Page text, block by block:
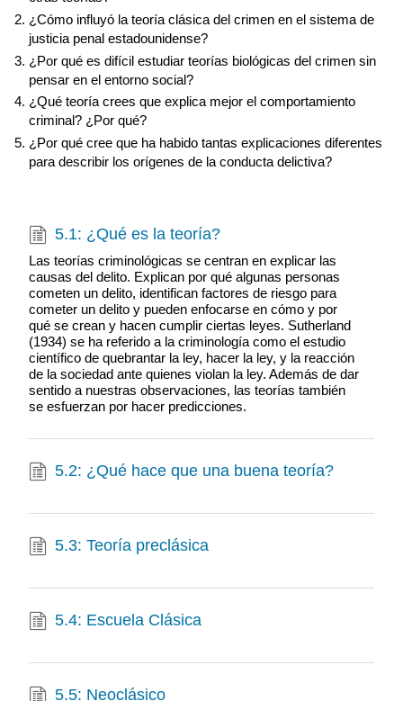
¿Cómo influyó la teoría clásica del crimen en el sistema de
justicia penal estadounidense?
¿Por qué es difícil estudiar teorías biológicas del crimen sin
pensar en el entorno social?
¿Qué teoría crees que explica mejor el comportamiento
criminal? ¿Por qué?
¿Por qué cree que ha habido tantas explicaciones diferentes
para describir los orígenes de la conducta delictiva?
5.1: ¿Qué es la teoría?
Las teorías criminológicas se centran en explicar las
causas del delito. Explican por qué algunas personas
cometen un delito, identifican factores de riesgo para
cometer un delito y pueden enfocarse en cómo y por
qué se crean y hacen cumplir ciertas leyes. Sutherland
(1934) se ha referido a la criminología como el estudio
científico de quebrantar la ley, hacer la ley, y la reacción
de la sociedad ante quienes violan la ley. Además de dar
sentido a nuestras observaciones, las teorías también
se esfuerzan por hacer predicciones.
5.2: ¿Qué hace que una buena teoría?
5.3: Teoría preclásica
5.4: Escuela Clásica
5.5: Neoclásico